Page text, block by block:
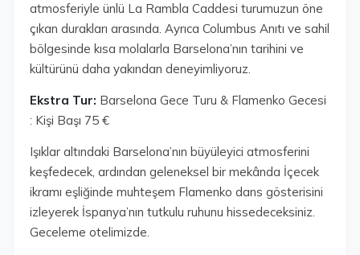
atmosferiyle ünlü La Rambla Caddesi turumuzun öne
çıkan durakları arasında. Ayrıca Columbus Anıtı ve sahil
bölgesinde kısa molalarla Barselona’nın tarihini ve
kültürünü daha yakından deneyimliyoruz.
Ekstra Tur: Barselona Gece Turu & Flamenko Gecesi
: Kişi Başı 75 €
Işıklar altındaki Barselona’nın büyüleyici atmosferini
keşfedecek, ardından geleneksel bir mekânda İçecek
ikramı eşliğinde muhteşem Flamenko dans gösterisini
izleyerek İspanya’nın tutkulu ruhunu hissedeceksiniz.
Geceleme otelimizde.